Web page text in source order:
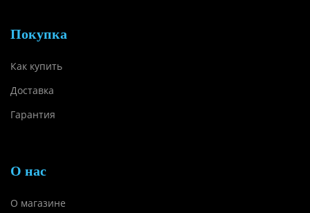
Покупка
Как купить
Доставка
Гарантия
О нас
О магазине